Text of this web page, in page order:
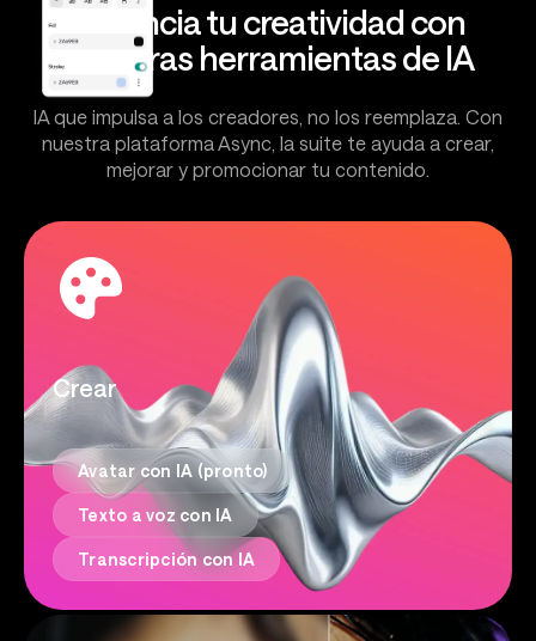
Potencia tu creatividad con
nuestras herramientas de IA
IA que impulsa a los creadores, no los reemplaza. Con
nuestra plataforma Async, la suite te ayuda a crear,
mejorar y promocionar tu contenido.
Crear
Avatar con IA (pronto)
Texto a voz con IA
Transcripción con IA